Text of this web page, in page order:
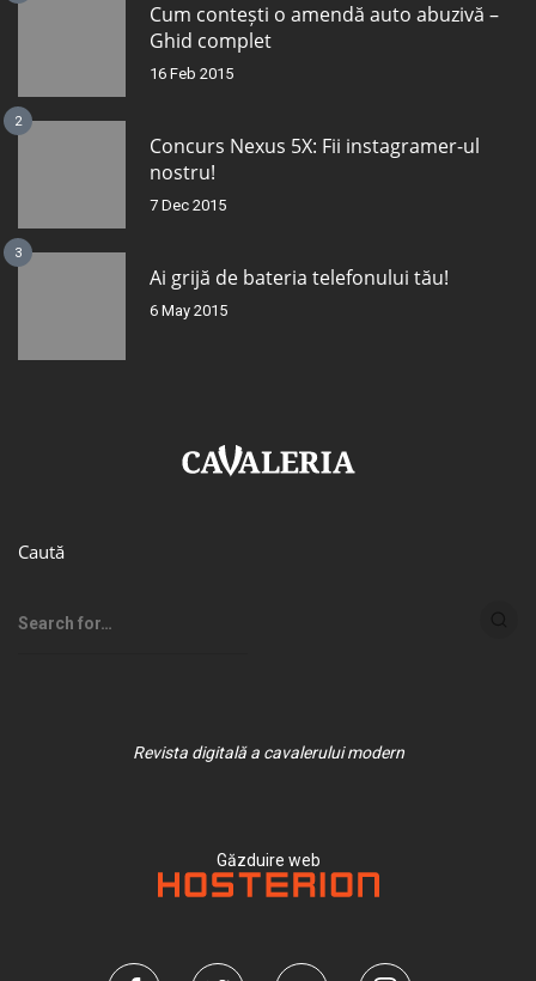
Cum contești o amendă auto abuzivă –
Ghid complet
16 Feb 2015
2
Concurs Nexus 5X: Fii instagramer-ul
nostru!
7 Dec 2015
3
Ai grijă de bateria telefonului tău!
6 May 2015
Caută
Revista digitală a cavalerului modern
Găzduire web